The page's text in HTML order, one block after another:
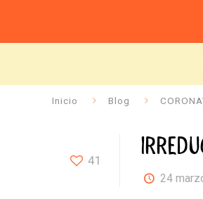
Inicio Blog
41
24